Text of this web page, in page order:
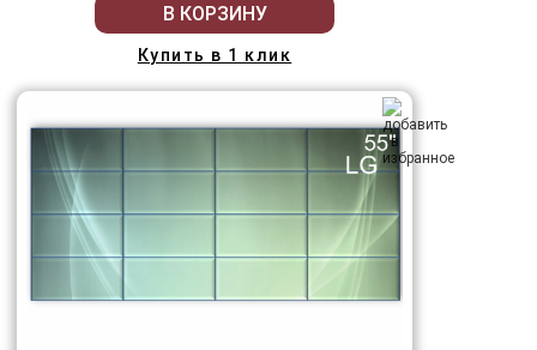
В КОРЗИНУ
Купить в 1 клик